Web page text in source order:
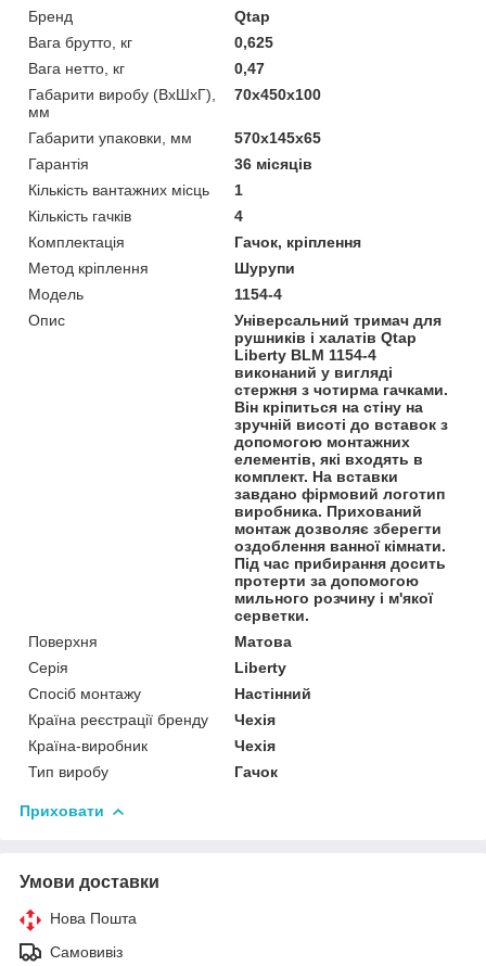
Бренд
Qtap
Вага брутто, кг
0,625
Вага нетто, кг
0,47
Габарити виробу (ВхШхГ),
мм
70х450х100
Габарити упаковки, мм
570х145х65
Гарантія
36 місяців
Кількість вантажних місць
1
Кількість гачків
4
Комплектація
Гачок, кріплення
Метод кріплення
Шурупи
Модель
1154-4
Опис
Універсальний тримач для
рушників і халатів Qtap
Liberty BLM 1154-4
виконаний у вигляді
стержня з чотирма гачками.
Він кріпиться на стіну на
зручній висоті до вставок з
допомогою монтажних
елементів, які входять в
комплект. На вставки
завдано фірмовий логотип
виробника. Прихований
монтаж дозволяє зберегти
оздоблення ванної кімнати.
Під час прибирання досить
протерти за допомогою
мильного розчину і м'якої
серветки.
Поверхня
Матова
Серія
Liberty
Спосіб монтажу
Настінний
Країна реєстрації бренду
Чехія
Країна-виробник
Чехія
Тип виробу
Гачок
Приховати
Умови доставки
Нова Пошта
Самовивіз